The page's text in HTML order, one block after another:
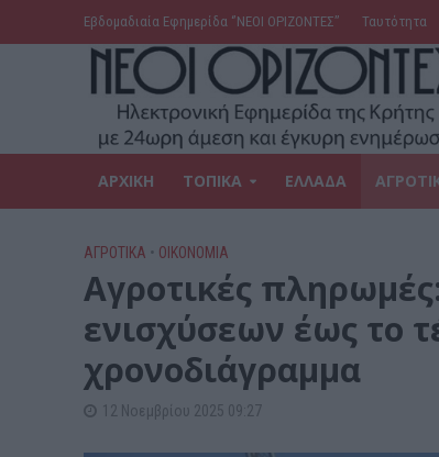
Εβδομαδιαία Εφημερίδα ‘’ΝΕΟΙ ΟΡΙΖΟΝΤΕΣ’’ Ταυτότητα
ΑΡΧΙΚΗ ΤΟΠΙΚΑ ΕΛΛΑΔΑ
ΑΓΡΟΤΙΚΑ • ΟΙΚΟΝΟΜΙΑ
Αγροτικές
ενισχύσεων έως το
χρονοδιάγραμμα
12 Νοεμβρίου 2025 09:27